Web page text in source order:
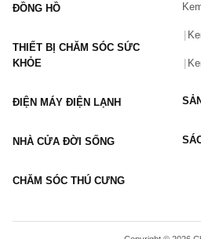
Vấn đề(*)
ĐỒNG HỒ
THIẾT BỊ CHĂM SÓC SỨC
KHỎE
ĐIỆN MÁY ĐIỆN LẠNH
NHÀ CỬA ĐỜI SỐNG
CHĂM SÓC THÚ CƯNG